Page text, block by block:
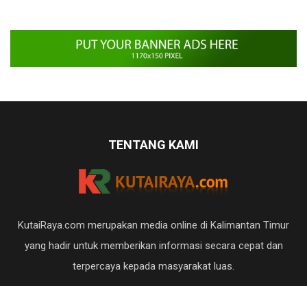
TENTANG KAMI
KutaiRaya.com merupakan media online di Kalimantan Timur
yang hadir untuk memberikan informasi secara cepat dan
terpercaya kepada masyarakat luas.